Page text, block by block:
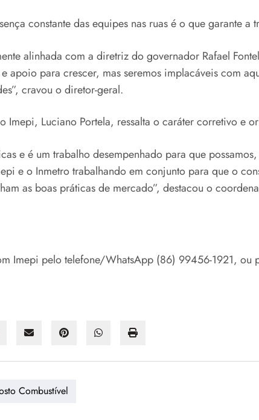
constante das equipes nas ruas é o que garante
alinhada com a diretriz do governador Rafael
apoio para crescer, mas seremos implacáveis com
cravou o diretor-geral.
Luciano Portela, ressalta o caráter corretivo e
e é um trabalho desempenhado para que
e o Inmetro trabalhando em conjunto para que o
as boas práticas de mercado”, destacou o
Imepi pelo telefone/WhatsApp (86) 99456-1921, ou
Combustível